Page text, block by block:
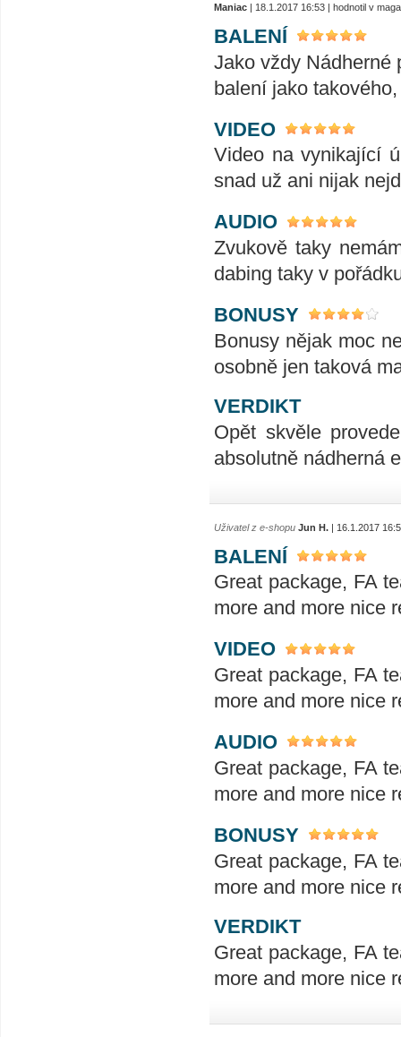
Maniac | 18.1.2017 16:53 | hodnotil v
BALENÍ
Jako vždy Nádherné
balení jako
VIDEO
Video na vynikající
snad už ani nijak
AUDIO
Zvukově taky
dabing taky v
BONUSY
Bonusy nějak moc
osobně jen taková
VERDIKT
Opět skvěle
absolutně nádherná
Uživatel z e-shopu Jun H. | 16.1.2017
BALENÍ
Great package, FA
more and more nice
VIDEO
Great package, FA
more and more nice
AUDIO
Great package, FA
more and more nice
BONUSY
Great package, FA
more and more nice
VERDIKT
Great package, FA
more and more nice